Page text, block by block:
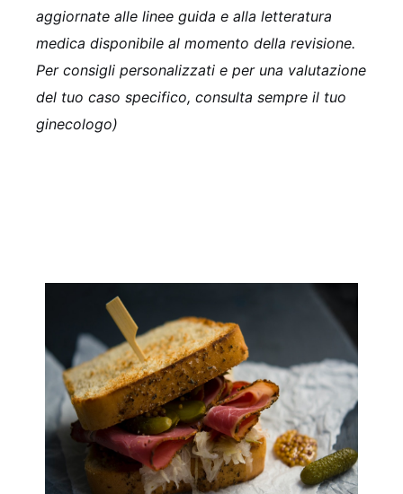
aggiornate alle linee guida e alla letteratura
medica disponibile al momento della revisione.
Per consigli personalizzati e per una valutazione
del tuo caso specifico, consulta sempre il tuo
ginecologo)